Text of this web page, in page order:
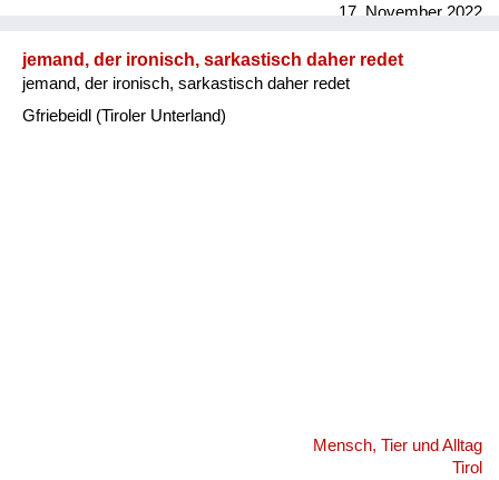
17. November 2022
jemand, der ironisch, sarkastisch daher redet
jemand, der ironisch, sarkastisch daher redet
Gfriebeidl (Tiroler Unterland)
Mensch, Tier und Alltag
Tirol